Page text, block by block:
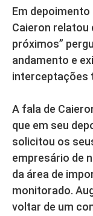
Em depoimento
Caieron relatou
próximos”
andamento e
interceptações
A fala de
que em seu
solicitou os
empresário de
da área de
monitorado.
voltar de um